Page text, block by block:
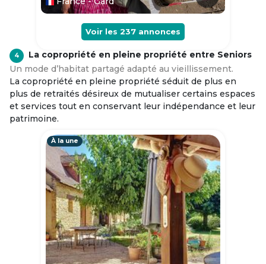
Voir les 237 annonces
4
La copropriété en pleine propriété entre Seniors
Un mode d’habitat partagé adapté au vieillissement.
La copropriété en pleine propriété séduit de plus en
plus de retraités désireux de mutualiser certains espaces
et services tout en conservant leur indépendance et leur
patrimoine.
À la une